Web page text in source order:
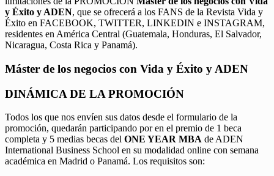
y Éxito y ADEN, que se ofrecerá a los FANS de la Revista Vida y
Éxito en FACEBOOK, TWITTER, LINKEDIN e INSTAGRAM,
residentes en América Central (Guatemala, Honduras, El Salvador,
Nicaragua, Costa Rica y Panamá).
Máster de los negocios con Vida y Éxito y ADEN
DINÁMICA DE LA PROMOCIÓN
Todos los que nos envíen sus datos desde el formulario de la
promoción, quedarán participando por en el premio de 1 beca
completa y 5 medias becas del ONE YEAR MBA de ADEN
International Business School en su modalidad online con semana
académica en Madrid o Panamá. Los requisitos son: